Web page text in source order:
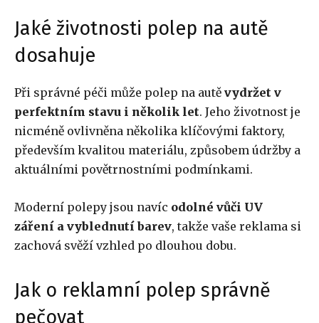
Jaké životnosti polep na autě
dosahuje
Při správné péči může polep na autě vydržet v
perfektním stavu i několik let. Jeho životnost je
nicméně ovlivněna několika klíčovými faktory,
především kvalitou materiálu, způsobem údržby a
aktuálními povětrnostními podmínkami.
Moderní polepy jsou navíc odolné vůči UV
záření a vyblednutí barev, takže vaše reklama si
zachová svěží vzhled po dlouhou dobu.
Jak o reklamní polep správně
pečovat